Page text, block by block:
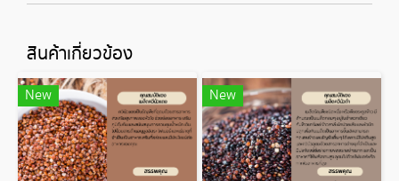
สินค้าเกี่ยวข้อง
New New